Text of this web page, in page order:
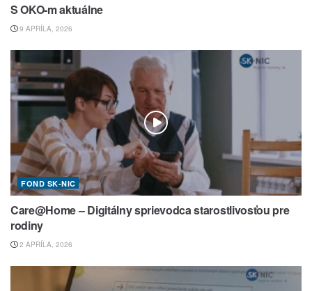
S OKO-m aktuálne
9 APRÍLA, 2026
FOND SK-NIC
Care@Home – Digitálny sprievodca starostlivosťou pre
rodiny
2 APRÍLA, 2026